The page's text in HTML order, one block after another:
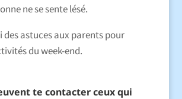
ne se sente lésé.
des astuces aux parents pour
du week-end.
te contacter ceux qui